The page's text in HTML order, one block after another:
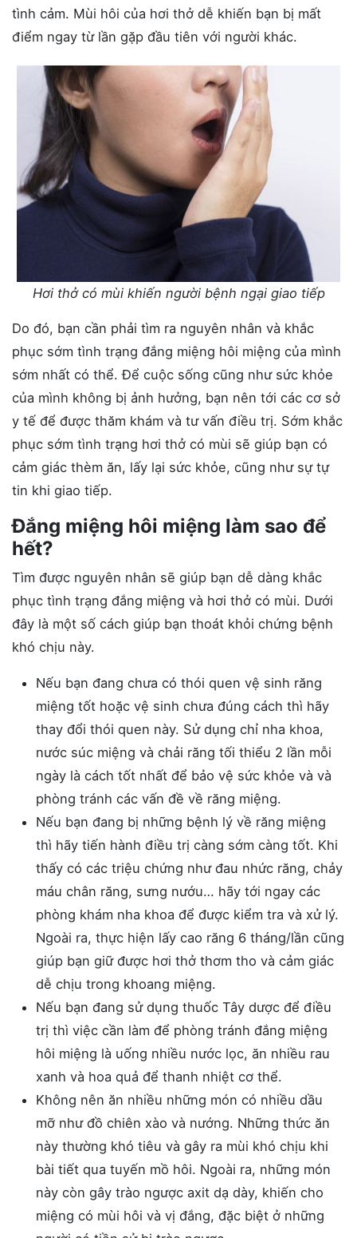
tình cảm. Mùi hôi của hơi thở dễ khiến bạn bị mất
điểm ngay từ lần gặp đầu tiên với người khác.
Hơi thở có mùi khiến người bệnh ngại giao tiếp
Do đó, bạn cần phải tìm ra nguyên nhân và khắc
phục sớm tình trạng đắng miệng hôi miệng của mình
sớm nhất có thể. Để cuộc sống cũng như sức khỏe
của mình không bị ảnh hưởng, bạn nên tới các cơ sở
y tế để được thăm khám và tư vấn điều trị. Sớm khắc
phục sớm tình trạng hơi thở có mùi sẽ giúp bạn có
cảm giác thèm ăn, lấy lại sức khỏe, cũng như sự tự
tin khi giao tiếp.
Đắng miệng hôi miệng làm sao để
hết?
Tìm được nguyên nhân sẽ giúp bạn dễ dàng khắc
phục tình trạng đắng miệng và hơi thở có mùi. Dưới
đây là một số cách giúp bạn thoát khỏi chứng bệnh
khó chịu này.
Nếu bạn đang chưa có thói quen vệ sinh răng
miệng tốt hoặc vệ sinh chưa đúng cách thì hãy
thay đổi thói quen này. Sử dụng chỉ nha khoa,
nước súc miệng và chải răng tối thiểu 2 lần mỗi
ngày là cách tốt nhất để bảo vệ sức khỏe và và
phòng tránh các vấn đề về răng miệng.
Nếu bạn đang bị những bệnh lý về răng miệng
thì hãy tiến hành điều trị càng sớm càng tốt. Khi
thấy có các triệu chứng như đau nhức răng, chảy
máu chân răng, sưng nướu… hãy tới ngay các
phòng khám nha khoa để được kiểm tra và xử lý.
Ngoài ra, thực hiện lấy cao răng 6 tháng/lần cũng
giúp bạn giữ được hơi thở thơm tho và cảm giác
dễ chịu trong khoang miệng.
Nếu bạn đang sử dụng thuốc Tây dược để điều
trị thì việc cần làm để phòng tránh đắng miệng
hôi miệng là uống nhiều nước lọc, ăn nhiều rau
xanh và hoa quả để thanh nhiệt cơ thể.
Không nên ăn nhiều những món có nhiều dầu
mỡ như đồ chiên xào và nướng. Những thức ăn
này thường khó tiêu và gây ra mùi khó chịu khi
bài tiết qua tuyến mồ hôi. Ngoài ra, những món
này còn gây trào ngược axit dạ dày, khiến cho
miệng có mùi hôi và vị đắng, đặc biệt ở những